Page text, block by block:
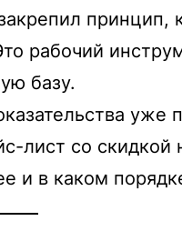
принцип,
рабочий
базу.
уже
лист со
и в каком